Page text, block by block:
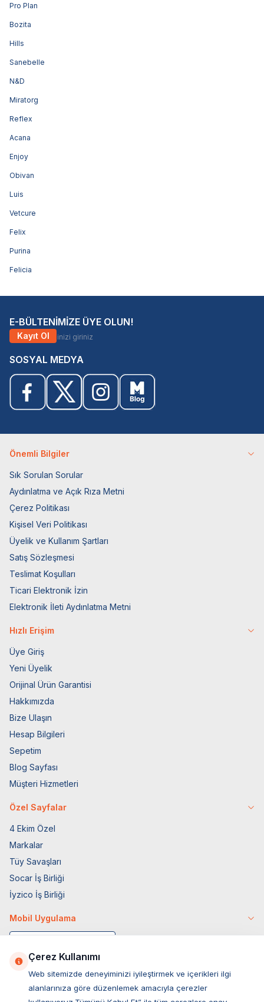
Pro Plan
Bozita
Hills
Sanebelle
N&D
Miratorg
Reflex
Acana
Enjoy
Obivan
Luis
Vetcure
Felix
Purina
Felicia
E-BÜLTENİMİZE ÜYE OLUN!
Kayıt Ol
SOSYAL MEDYA
Önemli Bilgiler
Sık Sorulan Sorular
Aydınlatma ve Açık Rıza Metni
Çerez Politikası
Kişisel Veri Politikası
Üyelik ve Kullanım Şartları
Satış Sözleşmesi
Teslimat Koşulları
Ticari Elektronik İzin
Elektronik İleti Aydınlatma Metni
Hızlı Erişim
Üye Giriş
Yeni Üyelik
Orijinal Ürün Garantisi
Hakkımızda
Bize Ulaşın
Hesap Bilgileri
Sepetim
Blog Sayfası
Müşteri Hizmetleri
Özel Sayfalar
4 Ekim Özel
Markalar
Tüy Savaşları
Socar İş Birliği
İyzico İş Birliği
Mobil Uygulama
Çerez Kullanımı
Web sitemizde deneyiminizi iyileştirmek ve içerikleri ilgi
alanlarınıza göre düzenlemek amacıyla çerezler